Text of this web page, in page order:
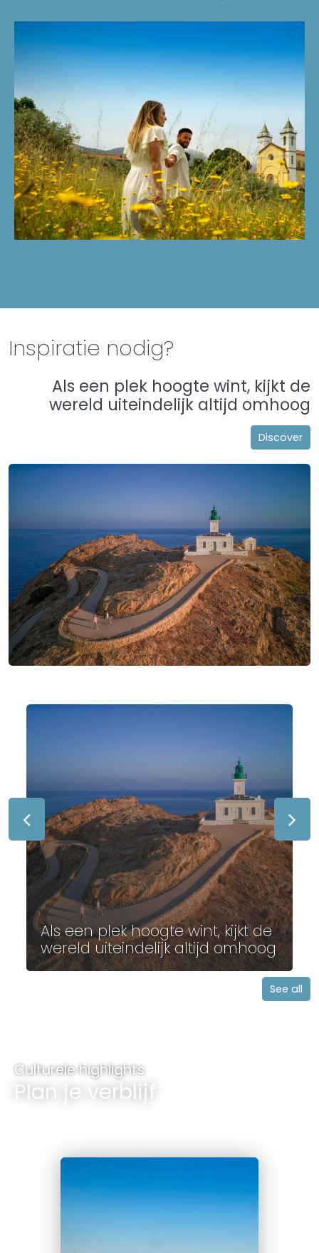
Inspiratie nodig?
Als een plek hoogte wint, kijkt de
wereld uiteindelijk altijd omhoog
Discover
Als een plek hoogte wint, kijkt de
wereld uiteindelijk altijd omhoog
See all
Culturele highlights
Plan je verblijf